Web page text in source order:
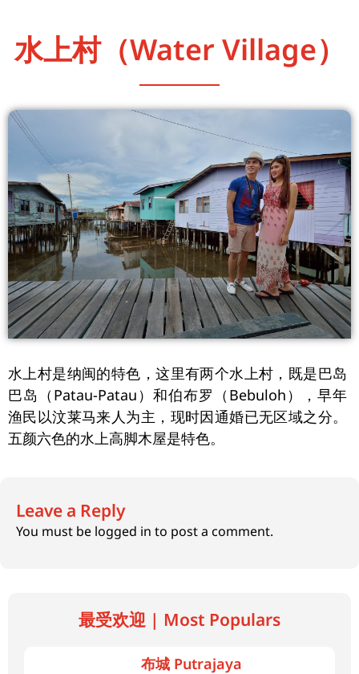
水上村（Water Village）
水上村是纳闽的特色，这里有两个水上村，既是巴岛
巴岛（Patau-Patau）和伯布罗（Bebuloh），早年
渔民以汶莱马来人为主，现时因通婚已无区域之分。
五颜六色的水上高脚木屋是特色。
Leave a Reply
You must be logged in to post a comment.
最受欢迎 | Most Populars
布城 Putrajaya